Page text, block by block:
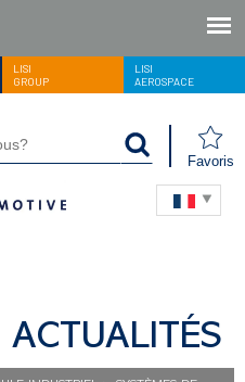
LISI
GROUP
LISI
AEROSPACE
Favoris
ACTUALITÉS